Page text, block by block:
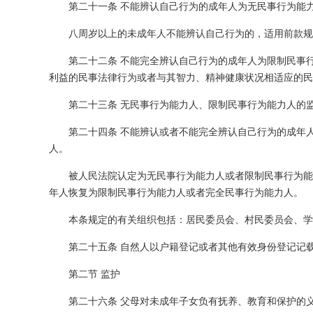
第二十一条 不能辨认自己行为的成年人为无民事行为能
八周岁以上的未成年人不能辨认自己行为的，适用前款
第二十二条 不能完全辨认自己行为的成年人为限制民
利益的民事法律行为或者与其智力、精神健康状况相适应的
第二十三条 无民事行为能力人、限制民事行为能力人的
第二十四条 不能辨认或者不能完全辨认自己行为的成
人。
被人民法院认定为无民事行为能力人或者限制民事行为
年人恢复为限制民事行为能力人或者完全民事行为能力人。
本条规定的有关组织包括：居民委员会、村民委员会、
第二十五条 自然人以户籍登记或者其他有效身份登记
第二节 监护
第二十六条 父母对未成年子女负有抚养、教育和保护的